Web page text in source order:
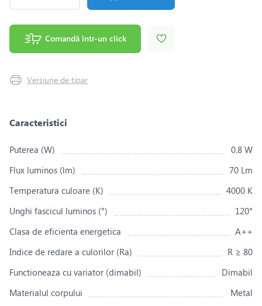
Comandă într-un click
Versiune de tipar
Caracteristici
Puterea (W)
0.8 W
Flux luminos (lm)
70 Lm
Temperatura culoare (K)
4000 K
Unghi fascicul luminos (°)
120°
Clasa de eficienta energetica
A++
Indice de redare a culorilor (Ra)
R ≥ 80
Functioneaza cu variator (dimabil)
Dimabil
Materialul corpului
Metal